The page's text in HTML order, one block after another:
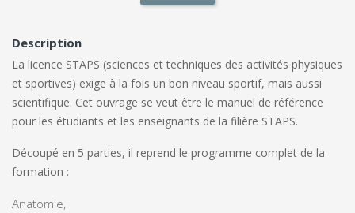
Description
La licence STAPS (sciences et techniques des activités physiques
et sportives) exige à la fois un bon niveau sportif, mais aussi
scientifique. Cet ouvrage se veut être le manuel de référence
pour les étudiants et les enseignants de la filière STAPS.
Découpé en 5 parties, il reprend le programme complet de la
formation :
Anatomie,